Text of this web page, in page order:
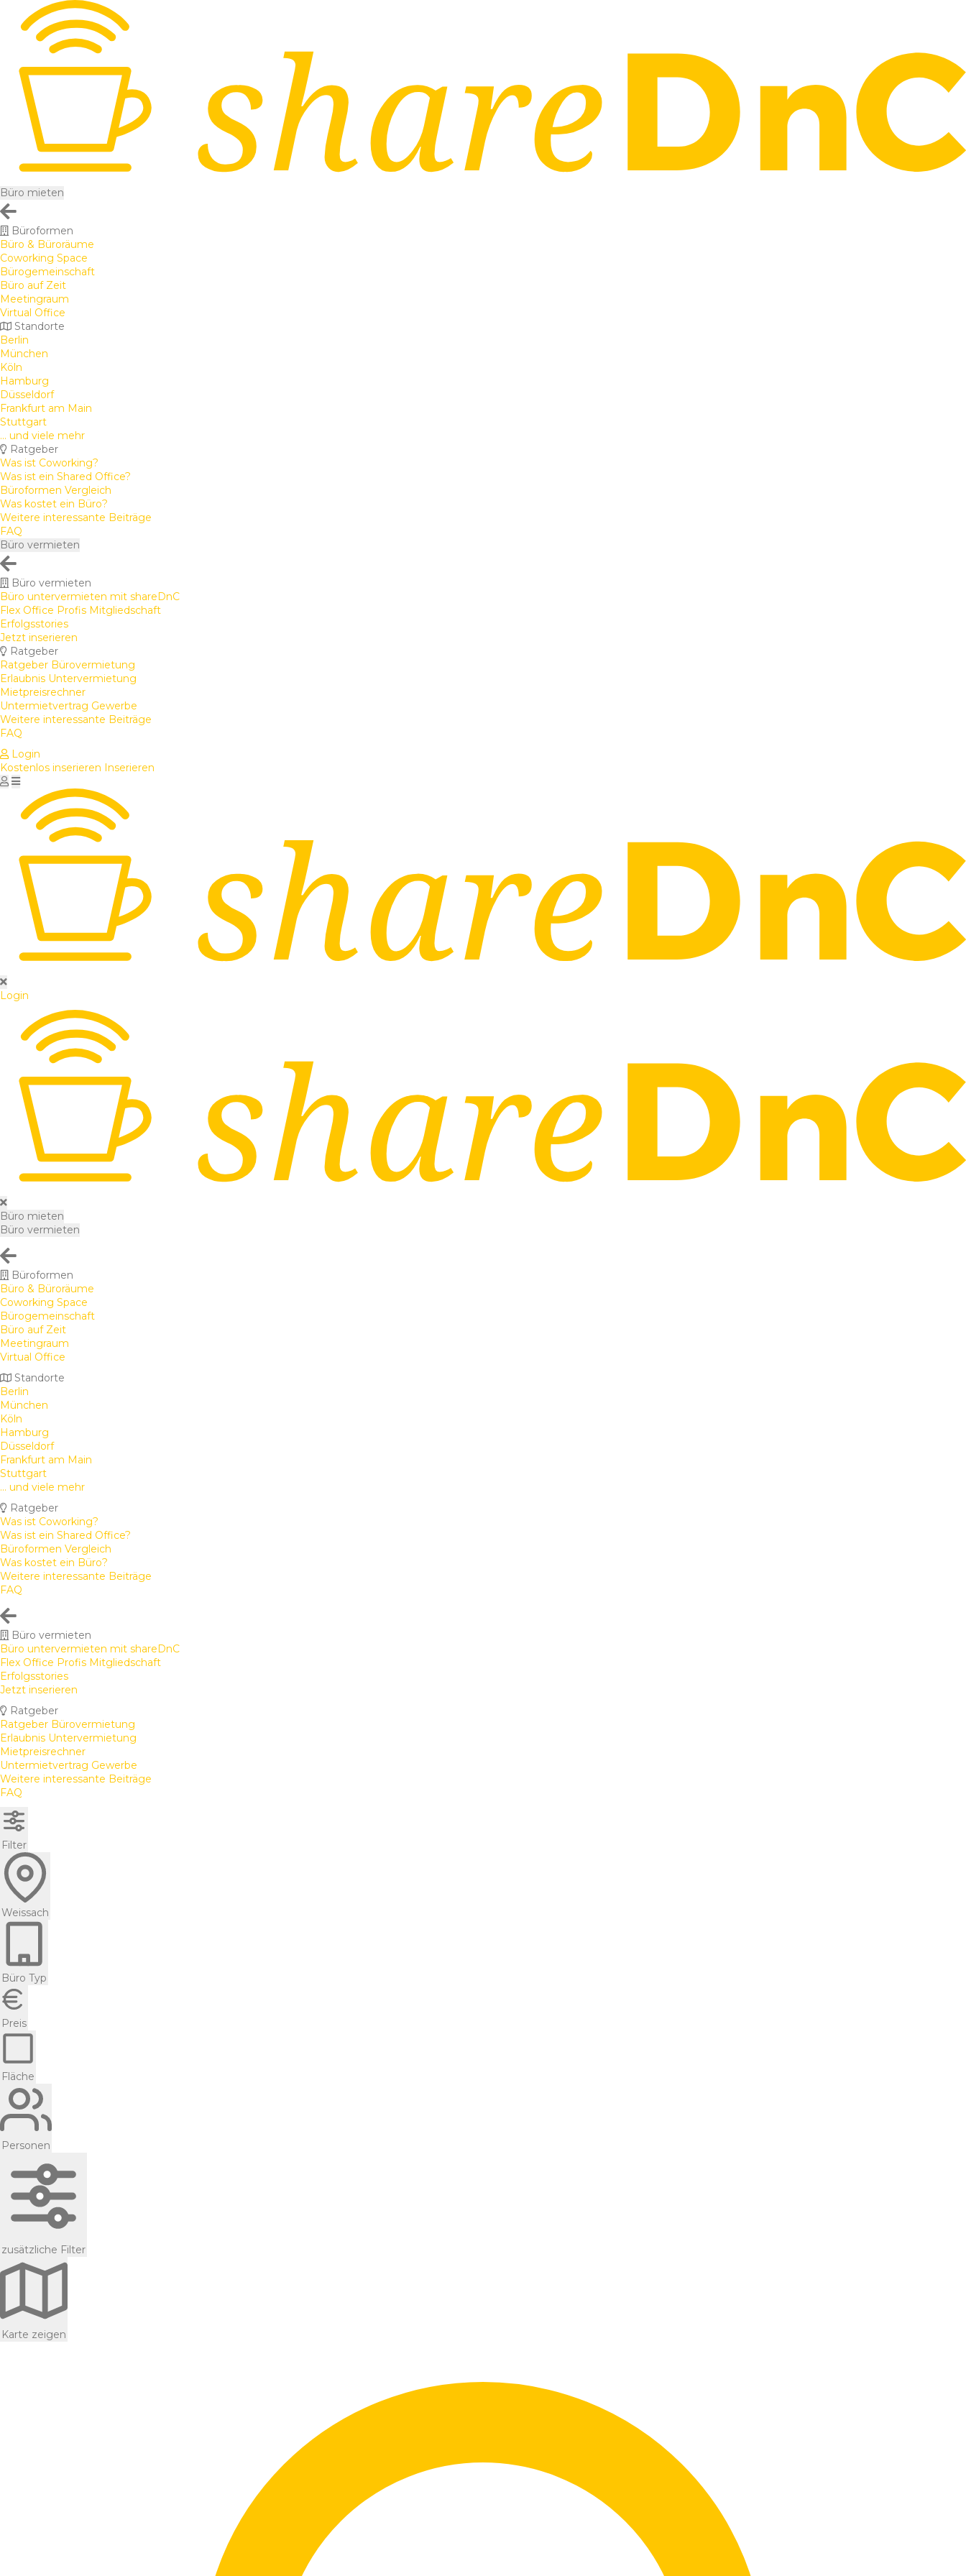
Büro mieten
Büroformen
Büro & Büroräume
Coworking Space
Bürogemeinschaft
Büro auf Zeit
Meetingraum
Virtual Office
Standorte
Berlin
München
Köln
Hamburg
Düsseldorf
Frankfurt am Main
Stuttgart
... und viele mehr
Ratgeber
Was ist Coworking?
Was ist ein Shared Office?
Büroformen Vergleich
Was kostet ein Büro?
Weitere interessante Beiträge
FAQ
Büro vermieten
Büro vermieten
Büro untervermieten mit shareDnC
Flex Office Profis Mitgliedschaft
Erfolgsstories
Jetzt inserieren
Ratgeber
Ratgeber Bürovermietung
Erlaubnis Untervermietung
Mietpreisrechner
Untermietvertrag Gewerbe
Weitere interessante Beiträge
FAQ
Login
Kostenlos inserieren Inserieren
Login
Büro mieten
Büro vermieten
Büroformen
Büro & Büroräume
Coworking Space
Bürogemeinschaft
Büro auf Zeit
Meetingraum
Virtual Office
Standorte
Berlin
München
Köln
Hamburg
Düsseldorf
Frankfurt am Main
Stuttgart
... und viele mehr
Ratgeber
Was ist Coworking?
Was ist ein Shared Office?
Büroformen Vergleich
Was kostet ein Büro?
Weitere interessante Beiträge
FAQ
Büro vermieten
Büro untervermieten mit shareDnC
Flex Office Profis Mitgliedschaft
Erfolgsstories
Jetzt inserieren
Ratgeber
Ratgeber Bürovermietung
Erlaubnis Untervermietung
Mietpreisrechner
Untermietvertrag Gewerbe
Weitere interessante Beiträge
FAQ
Filter
Weissach
Büro Typ
Preis
Fläche
Personen
zusätzliche Filter
Karte zeigen